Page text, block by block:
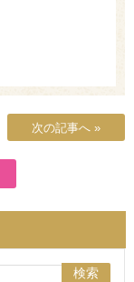
次の記事へ »
検索